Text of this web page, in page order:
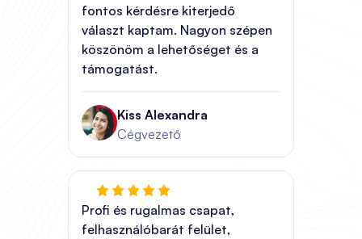
fontos kérdésre kiterjedő
választ kaptam. Nagyon szépen
köszönöm a lehetőséget és a
támogatást.
Kiss Alexandra
Cégvezető
Profi és rugalmas csapat,
felhasználóbarát felület,